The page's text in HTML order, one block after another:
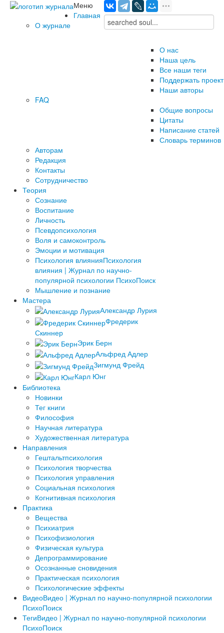
Меню
Главная
О журнале
О нас
Наша цель
Все наши теги
Поддержать проект
Наши авторы
FAQ
Общие вопросы
Цитаты
Написание статей
Словарь терминов
Авторам
Редакция
­Контакты
Сотрудничество
Теория
Сознание
Воспитание
Личность
Псевдопсихология
Воля и самоконтроль
Эмоции и мотивация
Психология влиянияПсихология
влияния | Журнал по научно-
популярной психологии ПсихоПоиск
Мышление и познание
Мастера
Александр Лурия
Фредерик
Скиннер
Эрик Берн
Альфред Адлер
Зигмунд Фрейд
Карл Юнг
Библиотека
Новинки
Тег книги
Философия
Научная литература
Художественная литература
Направления
Гештальтпсихология
Психология творчества
Психология управления
Социальная психология
Когнитивная психология
Практика
Вещества
Психиатрия
Психофизиология
Физическая культура
Депрограммирование
Осознанные сновидения
Практическая психология
Психологические эффекты
ВидеоВидео | Журнал по научно-популярной психологии
ПсихоПоиск
ТегиВидео | Журнал по научно-популярной психологии
ПсихоПоиск